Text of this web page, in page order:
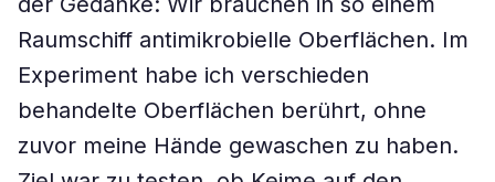
Raumschiff antimikrobielle Oberflächen. Im
Experiment habe ich verschieden
behandelte Oberflächen berührt, ohne
zuvor meine Hände gewaschen zu haben.